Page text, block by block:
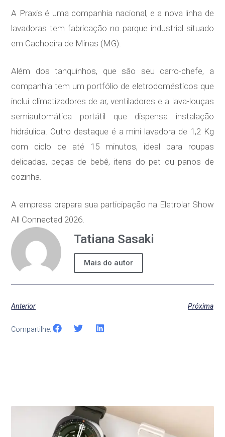
A Praxis é uma companhia nacional, e a nova linha de
lavadoras tem fabricação no parque industrial situado
em Cachoeira de Minas (MG).
Além dos tanquinhos, que são seu carro-chefe, a
companhia tem um portfólio de eletrodomésticos que
inclui climatizadores de ar, ventiladores e a lava-louças
semiautomática portátil que dispensa instalação
hidráulica. Outro destaque é a mini lavadora de 1,2 Kg
com ciclo de até 15 minutos, ideal para roupas
delicadas, peças de bebê, itens do pet ou panos de
cozinha.
A empresa prepara sua participação na Eletrolar Show
All Connected 2026.
Tatiana Sasaki
Mais do autor
Anterior Próxima
Compartilhe:
Últimas Notícias